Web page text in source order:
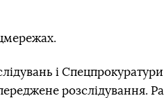
і
розслідування.